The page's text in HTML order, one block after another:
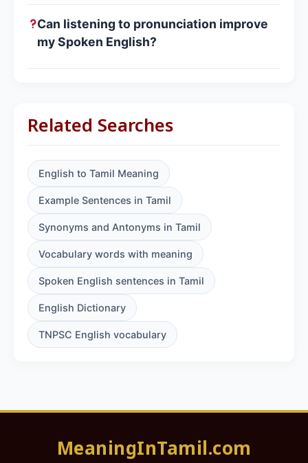
Can listening to pronunciation improve
my Spoken English?
Related Searches
English to Tamil Meaning
Example Sentences in Tamil
Synonyms and Antonyms in Tamil
Vocabulary words with meaning
Spoken English sentences in Tamil
English Dictionary
TNPSC English vocabulary
MeaningInTamil.com